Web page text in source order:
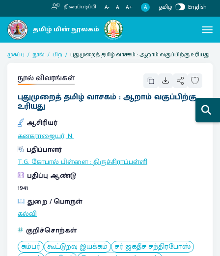
திரைப்படிப்பி A- A A+ A தமிழ் English
முகப்பு நூல் பிற புதுமுறைத் தமிழ் வாசகம் : ஆறாம் வகுப்பிற்கு உரியது
நூல் விவரங்கள்
புதுமுறைத் தமிழ் வாசகம் : ஆறாம் வகுப்பிற்கு
உரியது
ஆசிரியர்
கனகராஜையர், N.
பதிப்பாளர்
T.G. கோபால் பிள்ளை:திருச்சிராப்பள்ளி
பதிப்பு ஆண்டு
1941
துறை / பொருள்
கல்வி
குறிச்சொற்கள்
கம்பர் கூட்டுறவு இயக்கம் சர் ஜகதீச சந்திரபோஸ்